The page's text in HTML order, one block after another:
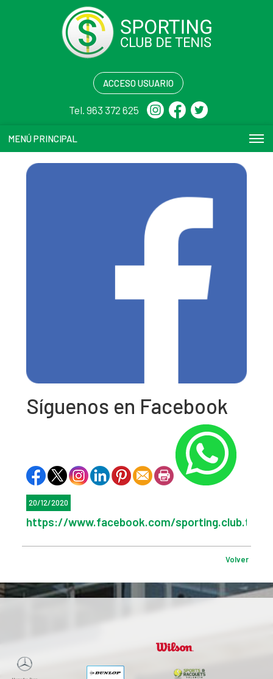
ACCESO USUARIO
Tel. 963 372 625
MENÚ PRINCIPAL
Síguenos en Facebook
20/12/2020
https://www.facebook.com/sporting.club.tenis
Volver